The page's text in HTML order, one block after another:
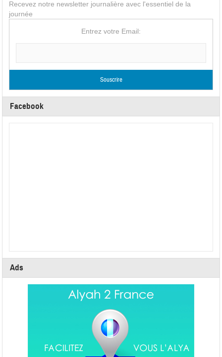
Recevez notre newsletter journalière avec l'essentiel de la
journée
Entrez votre Email:
Facebook
Ads